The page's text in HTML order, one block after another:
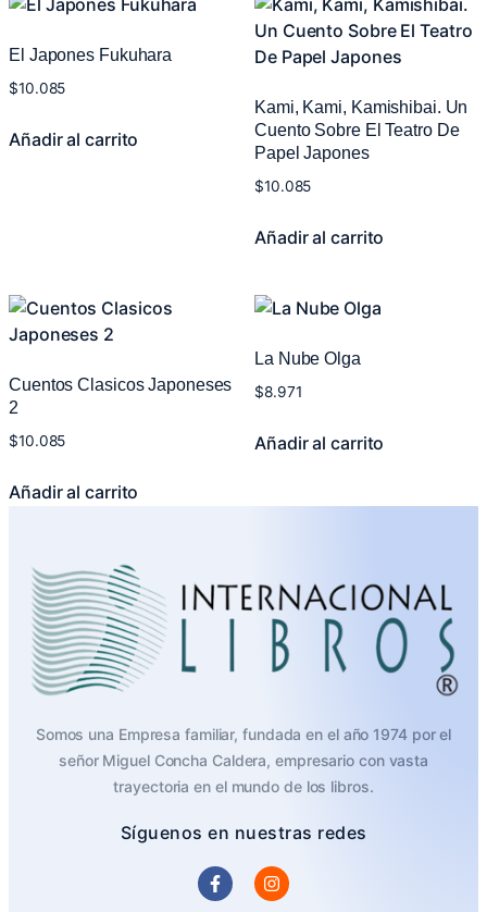
El Japones Fukuhara
$10.085
Añadir al carrito
Kami, Kami, Kamishibai. Un
Cuento Sobre El Teatro De
Papel Japones
$10.085
Añadir al carrito
Cuentos Clasicos Japoneses
2
$10.085
Añadir al carrito
La Nube Olga
$8.971
Añadir al carrito
Somos una Empresa familiar, fundada en el año 1974 por el
señor Miguel Concha Caldera, empresario con vasta
trayectoria en el mundo de los libros.
Síguenos en nuestras redes